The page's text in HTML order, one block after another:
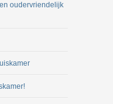
oudervriendelijk